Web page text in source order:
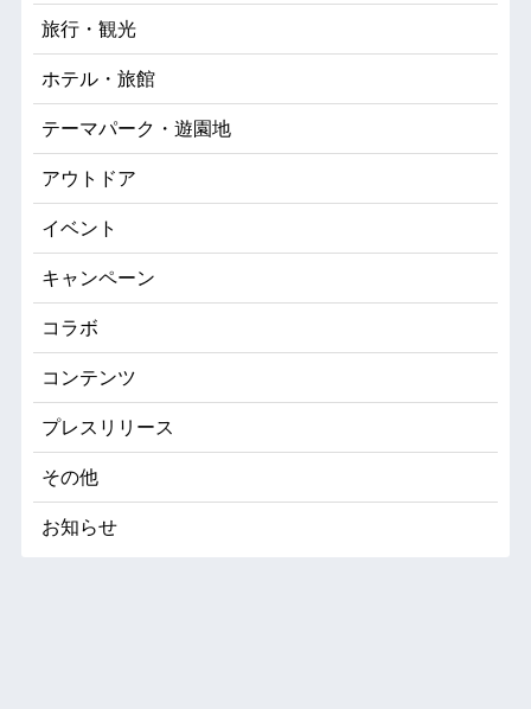
旅行・観光
ホテル・旅館
テーマパーク・遊園地
アウトドア
イベント
キャンペーン
コラボ
コンテンツ
プレスリリース
その他
お知らせ